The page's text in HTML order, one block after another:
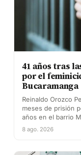
41 años tras
por el
Bucaramanga
Reinaldo Orozco
meses de prisión
años en el barrio
8 ago. 2026